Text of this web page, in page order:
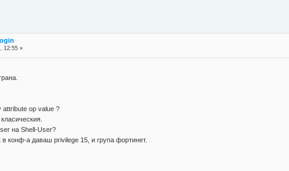
12:55 »
op value ?
на Shell-User?
конф-а даваш privilege 15, и група фортинет.